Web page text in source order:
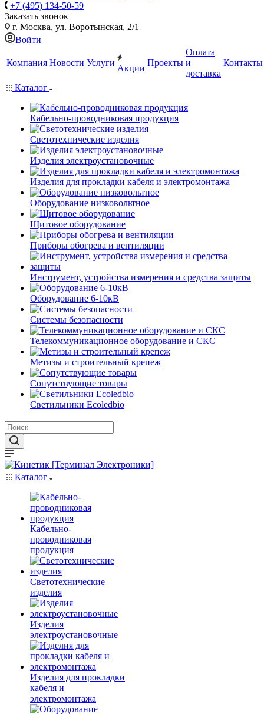
+7 (495) 134-50-59
Заказать звонок
г. Москва, ул. Воротынская, 2/1
Войти
Компания Новости Услуги
Акции
Проекты
Оплата
и
доставка
Контакты
Каталог
Кабельно-проводниковая продукция
Светотехнические изделия
Изделия электроустановочные
Изделия для прокладки кабеля и электромонтажа
Оборудование низковольтное
Щитовое оборудование
Приборы обогрева и вентиляции
Инструмент, устройства измерения и средства защиты
Оборудование 6-10кВ
Системы безопасности
Телекоммуникационное оборудование и СКС
Метизы и строительный крепеж
Сопутствующие товары
Светильники Ecoledbio
Каталог
Кабельно-
проводниковая
продукция
Светотехнические
изделия
Изделия
электроустановочные
Изделия для прокладки
кабеля и
электромонтажа